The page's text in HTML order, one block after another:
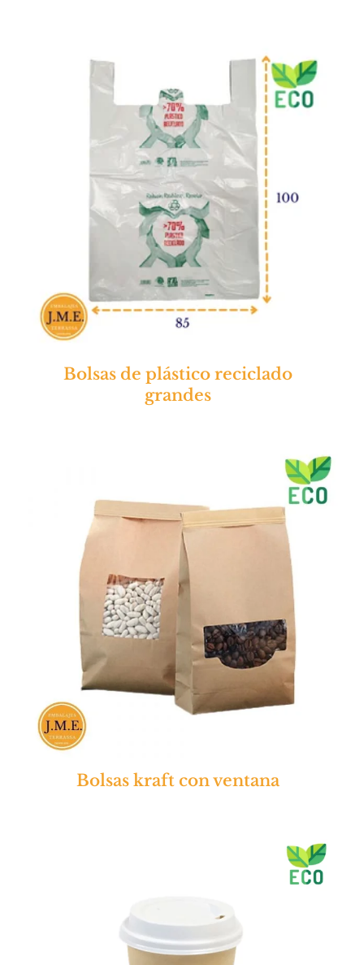
Bolsas de plástico reciclado
grandes
Bolsas kraft con ventana